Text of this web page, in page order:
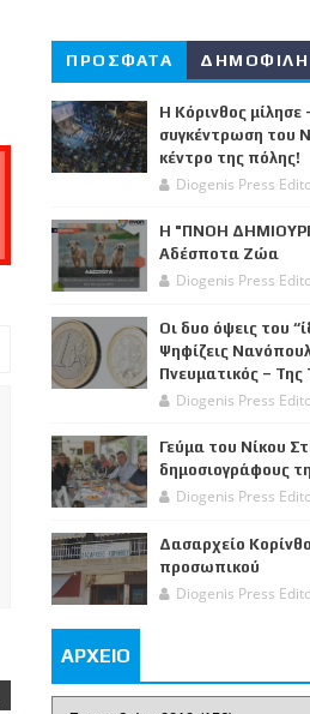
ΠΡΟΣΦΑΤΑ ΔΗΜΟΦΙΛΗ
Η Κόρινθος
συγκέντρωση του
κέντρο της πόλης!
Diogenis Press
Η "ΠΝΟΗ
Αδέσποτα Ζώα
Diogenis Press
Οι δυο όψεις του
Ψηφίζεις
Πνευματικός –
Diogenis Press
Γεύμα του Νίκου
δημοσιογράφους
Diogenis Press
Δασαρχείο
προσωπικού
Diogenis Press
ΑΡΧΕΙΟ